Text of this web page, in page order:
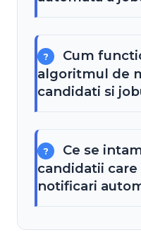
Cum
algoritmul de
candidati si
Ce se
candidatii
notificari